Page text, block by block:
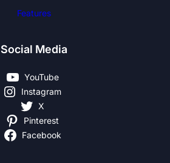
Features
Social Media
YouTube
Instagram
X
Pinterest
Facebook